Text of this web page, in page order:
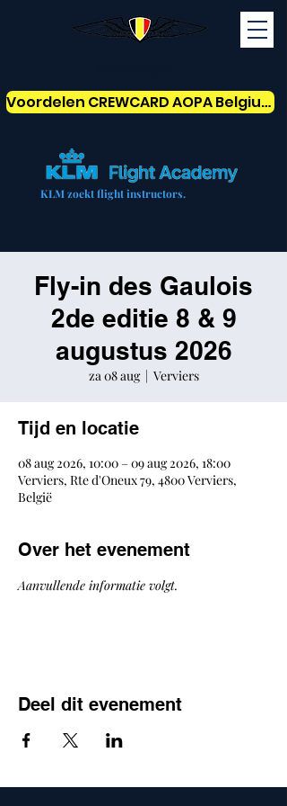
KLM zoekt flight instructors.
Voordelen CREWCARD AOPA Belgium
Fly-in des Gaulois
2de editie 8 & 9
augustus 2026
za 08 aug
  |
Verviers
Tijd en locatie
08 aug 2026, 10:00 – 09 aug 2026, 18:00
Verviers, Rte d'Oneux 79, 4800 Verviers,
België
Over het evenement
Aanvullende informatie volgt.
Deel dit evenement